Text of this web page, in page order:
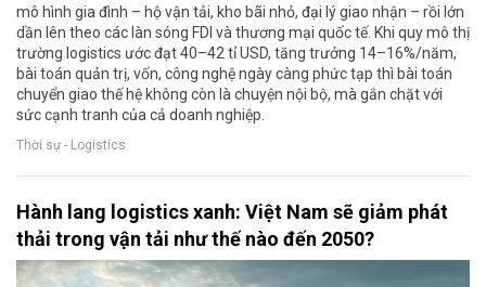
mô hình gia đình – hộ vận tải, kho bãi nhỏ, đại lý giao nhận – rồi lớn
dần lên theo các làn sóng FDI và thương mại quốc tế. Khi quy mô thị
trường logistics ước đạt 40–42 tỉ USD, tăng trưởng 14–16%/năm,
bài toán quản trị, vốn, công nghệ ngày càng phức tạp thì bài toán
chuyển giao thế hệ không còn là chuyện nội bộ, mà gắn chặt với
sức cạnh tranh của cả doanh nghiệp.
Thời sự - Logistics
Hành lang logistics xanh: Việt Nam sẽ giảm phát
thải trong vận tải như thế nào đến 2050?